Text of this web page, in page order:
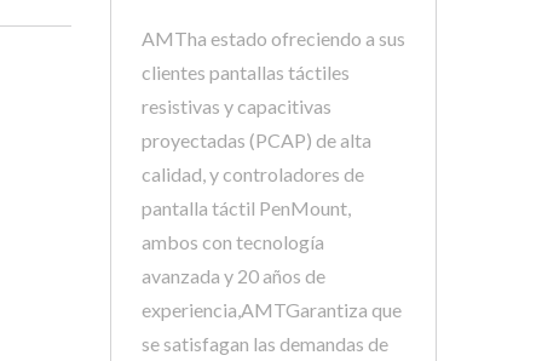
AMTha estado ofreciendo a sus
clientes pantallas táctiles
resistivas y capacitivas
proyectadas (PCAP) de alta
calidad, y controladores de
pantalla táctil PenMount,
ambos con tecnología
avanzada y 20 años de
experiencia,AMTGarantiza que
se satisfagan las demandas de